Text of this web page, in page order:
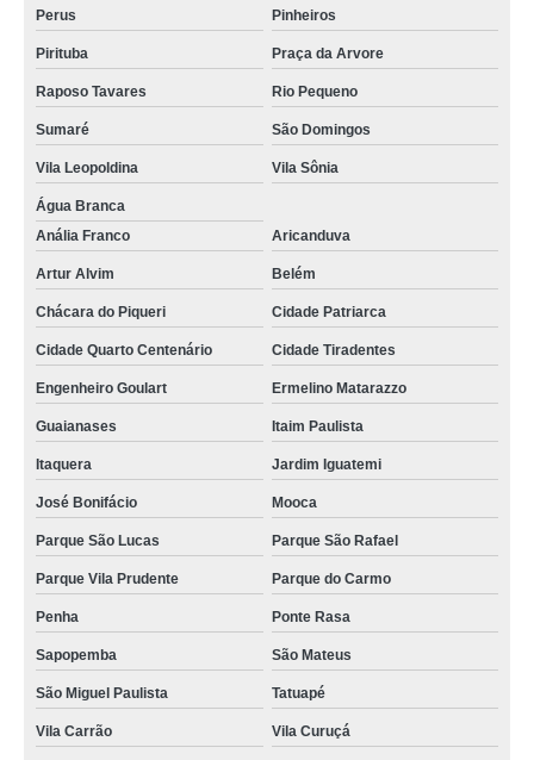
Perus Pinheiros
Pirituba Praça da Arvore
Raposo Tavares Rio Pequeno
Sumaré São Domingos
Vila Leopoldina Vila Sônia
Água Branca
Anália Franco
Aricanduva
Artur Alvim Belém
Chácara do Piqueri Cidade Patriarca
Cidade Quarto Centenário Cidade Tiradentes
Engenheiro Goulart Ermelino Matarazzo
Guaianases Itaim Paulista
Itaquera Jardim Iguatemi
José Bonifácio Mooca
Parque São Lucas Parque São Rafael
Parque Vila Prudente Parque do Carmo
Penha Ponte Rasa
Sapopemba São Mateus
São Miguel Paulista Tatuapé
Vila Carrão Vila Curuçá